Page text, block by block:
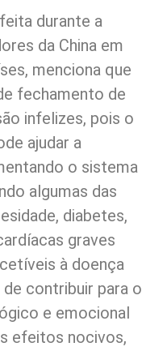
durante a
da China em
menciona que
fechamento de
infelizes, pois o
ajudar a
o sistema
algumas das
diabetes,
graves
à doença
contribuir para o
e emocional
efeitos nocivos,